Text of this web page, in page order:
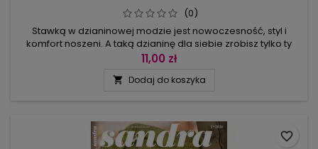
(0)
Stawką w dzianinowej modzie jest nowoczesność, styl i
komfort noszeni. A taką dzianinę dla siebie zrobisz tylko ty
sama! Naszą kolekcję możesz potraktować jako gotowy
guziki lub na zamek, wiosenne bliźniaki, eleganckie szarości
11,00 zł
 Dodaj do koszyka
favorite_border